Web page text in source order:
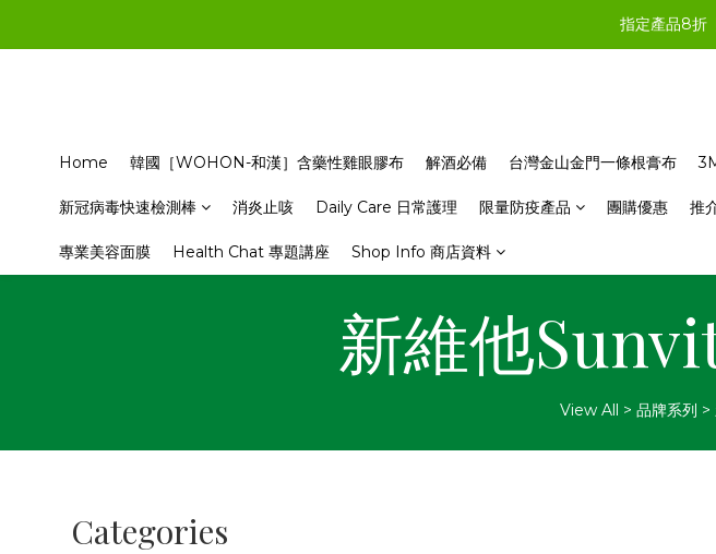
指定產品8折
Home 韓國［WOHON-和漢］含藥性雞眼膠布 解酒必備 台灣金山金門一條根膏布
新冠病毒快速檢測棒 消炎止咳 Daily Care 日常護理 限量防疫產品 團購優惠 推
專業美容面膜 Health Chat 專題講座 Shop Info 商店資料
新維他
View All > 品牌系列 >
Categories